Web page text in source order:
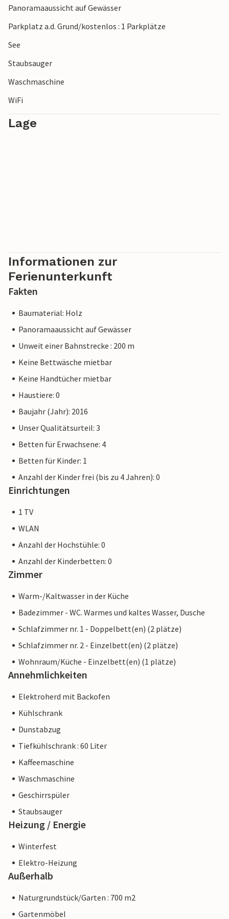
Panoramaaussicht auf Gewässer
Parkplatz a.d. Grund/kostenlos : 1 Parkplätze
See
Staubsauger
Waschmaschine
WiFi
Lage
Informationen zur
Ferienunterkunft
Fakten
Baumaterial: Holz
Panoramaaussicht auf Gewässer
Unweit einer Bahnstrecke : 200 m
Keine Bettwäsche mietbar
Keine Handtücher mietbar
Haustiere: 0
Baujahr (Jahr): 2016
Unser Qualitätsurteil: 3
Betten für Erwachsene: 4
Betten für Kinder: 1
Anzahl der Kinder frei (bis zu 4 Jahren): 0
Einrichtungen
1 TV
WLAN
Anzahl der Hochstühle: 0
Anzahl der Kinderbetten: 0
Zimmer
Warm-/Kaltwasser in der Küche
Badezimmer - WC. Warmes und kaltes Wasser, Dusche
Schlafzimmer nr. 1 - Doppelbett(en) (2 plätze)
Schlafzimmer nr. 2 - Einzelbett(en) (2 plätze)
Wohnraum/Küche - Einzelbett(en) (1 plätze)
Annehmlichkeiten
Elektroherd mit Backofen
Kühlschrank
Dunstabzug
Tiefkühlschrank : 60 Liter
Kaffeemaschine
Waschmaschine
Geschirrspüler
Staubsauger
Heizung / Energie
Winterfest
Elektro-Heizung
Außerhalb
Naturgrundstück/Garten : 700 m2
Gartenmöbel